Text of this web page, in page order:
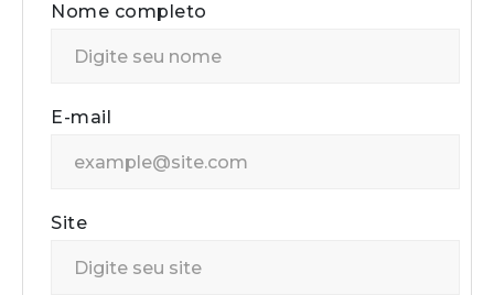
Nome completo
E-mail
Site